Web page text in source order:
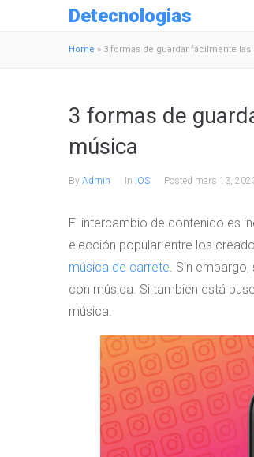
Detecnologias
Home » 3 formas de guardar fácilmente
3 formas de
música
By Admin In iOS Posted mars 13,
El intercambio de contenido es
elección popular entre los
música de carrete. Sin
con música. Si también está
música.